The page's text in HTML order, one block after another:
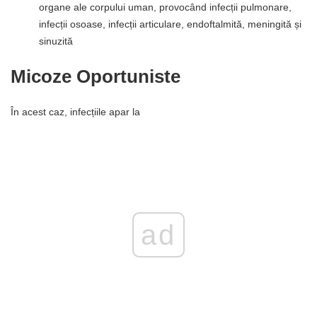
organe ale corpului uman, provocând infecții pulmonare,
infecții osoase, infecții articulare, endoftalmită, meningită și
sinuzită
Micoze Oportuniste
În acest caz, infecțiile apar la
ad